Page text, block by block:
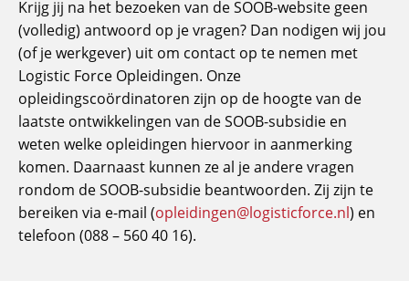
Krijg jij na het bezoeken van de SOOB-website geen
(volledig) antwoord op je vragen? Dan nodigen wij jou
(of je werkgever) uit om contact op te nemen met
Logistic Force Opleidingen. Onze
opleidingscoördinatoren zijn op de hoogte van de
laatste ontwikkelingen van de SOOB-subsidie en
weten welke opleidingen hiervoor in aanmerking
komen. Daarnaast kunnen ze al je andere vragen
rondom de SOOB-subsidie beantwoorden. Zij zijn te
bereiken via e-mail (opleidingen@logisticforce.nl) en
telefoon (088 – 560 40 16).